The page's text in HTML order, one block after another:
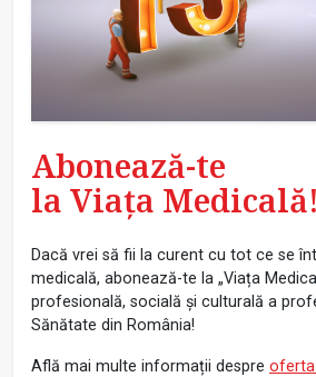
Abonează-te
la Viața Medicală!
Dacă vrei să fii la curent cu tot ce se
medicală, abonează-te la „Viața
profesională, socială și culturală a
Sănătate din România!
Află mai multe informații despre oferta